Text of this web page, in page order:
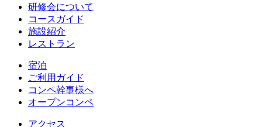
研修会について
コースガイド
施設紹介
レストラン
宿泊
ご利用ガイド
コンペ幹事様へ
オープンコンペ
アクセス